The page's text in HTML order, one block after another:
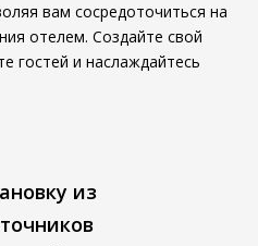
вам сосредоточиться на
отелем. Создайте свой
гостей и наслаждайтесь
из